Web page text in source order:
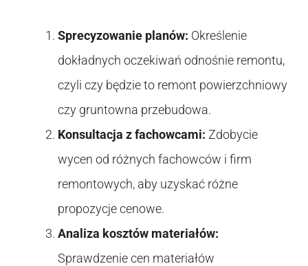
Sprecyzowanie planów: Określenie
dokładnych oczekiwań odnośnie remontu,
czyli czy będzie to remont powierzchniowy
czy gruntowna przebudowa.
Konsultacja z fachowcami: Zdobycie
wycen od różnych fachowców i firm
remontowych, aby uzyskać różne
propozycje cenowe.
Analiza kosztów materiałów:
Sprawdzenie cen materiałów